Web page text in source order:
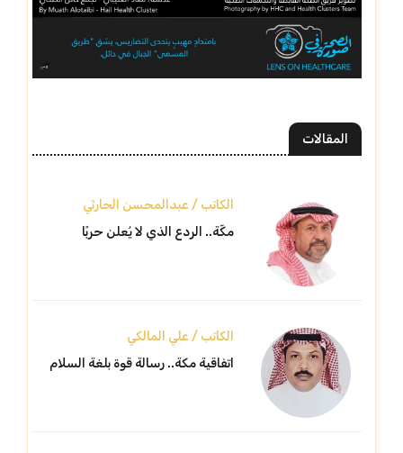
المقالات
الكاتب / عبدالمحسن الحارثي
مكّة.. الردع الذي لا يُعلن حربًا
الكاتب / علي المالكي
اتفاقية مكة.. رسالة قوة بلغة السلام